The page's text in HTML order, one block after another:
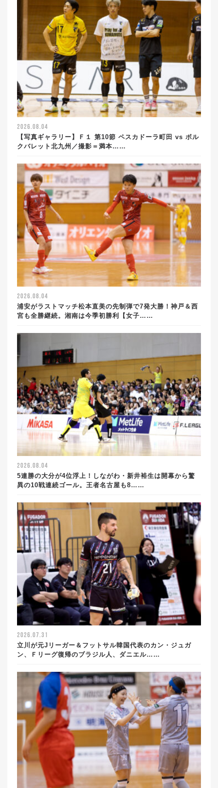
2026.08.04
【写真ギャラリー】Ｆ１ 第10節 ペスカドーラ町田 vs ボル
クバレット北九州／撮影＝満本……
2026.08.04
浦安がラストマッチ松本直美の先制弾で7発大勝！神戸＆西
宮も全勝継続。湘南は今季初勝利【女子……
2026.08.04
5連勝の大分が4位浮上！しながわ・新井裕生は開幕から驚
異の10戦連続ゴール。王者名古屋も8……
2026.07.31
立川が元Jリーガー＆フットサル韓国代表のカン・ジュガ
ン、Ｆリーグ復帰のブラジル人、ダニエル……